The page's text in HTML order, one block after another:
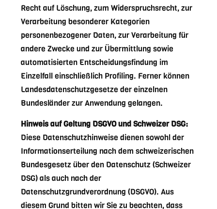
Recht auf Löschung, zum Widerspruchsrecht, zur
Verarbeitung besonderer Kategorien
personenbezogener Daten, zur Verarbeitung für
andere Zwecke und zur Übermittlung sowie
automatisierten Entscheidungsfindung im
Einzelfall einschließlich Profiling. Ferner können
Landesdatenschutzgesetze der einzelnen
Bundesländer zur Anwendung gelangen.
Hinweis auf Geltung DSGVO und Schweizer DSG:
Diese Datenschutzhinweise dienen sowohl der
Informationserteilung nach dem schweizerischen
Bundesgesetz über den Datenschutz (Schweizer
DSG) als auch nach der
Datenschutzgrundverordnung (DSGVO). Aus
diesem Grund bitten wir Sie zu beachten, dass